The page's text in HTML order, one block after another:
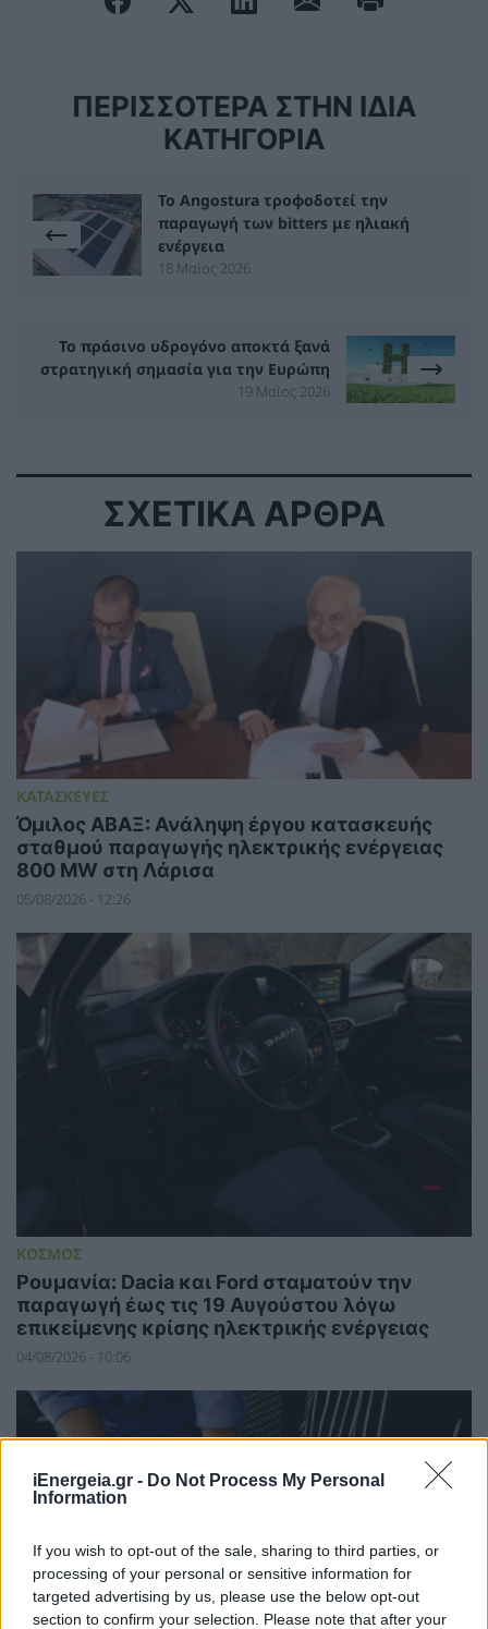
iEnergeia.gr - Do Not Process My Personal
Information
If you wish to opt-out of the sale, sharing to third parties, or
processing of your personal or sensitive information for
targeted advertising by us, please use the below opt-out
section to confirm your selection. Please note that after your
ΠΕΡΙΣΣΟΤΕΡΑ ΣΤΗΝ ΙΔΙΑ
ΚΑΤΗΓΟΡΙΑ
Το Angostura τροφοδοτεί την
παραγωγή των bitters με ηλιακή
ενέργεια
18 Μαϊος 2026
Το πράσινο υδρογόνο αποκτά ξανά
στρατηγική σημασία για την Ευρώπη
19 Μαϊος 2026
ΣΧΕΤΙΚΑ ΑΡΘΡΑ
ΚΑΤΑΣΚΕΥΕΣ
Όμιλος ΑΒΑΞ: Ανάληψη έργου κατασκευής
σταθμού παραγωγής ηλεκτρικής ενέργειας
800 ΜW στη Λάρισα
05/08/2026 - 12:26
ΚΟΣΜΟΣ
Ρουμανία: Dacia και⁠ Ford σταματούν την
παραγωγή έως τις 19 Αυγούστου λόγω
επικείμενης κρίσης ηλεκτρικής ενέργειας
04/08/2026 - 10:06